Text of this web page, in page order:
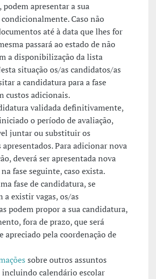
apresentar a sua
Caso não
até à data que lhes for
passará ao estado de não
a disponibilização da lista
situação os/as candidatos/as
a candidatura para a fase
custos adicionais.
validada definitivamente,
o período de avaliação,
juntar ou substituir os
Para adicionar nova
deverá ser apresentada nova
fase seguinte, caso exista.
fase de candidatura, se
a existir vagas, os/as
podem propor a sua candidatura,
fora de prazo, que será
apreciado pela coordenação de
sobre outros assuntos
incluindo calendário escolar